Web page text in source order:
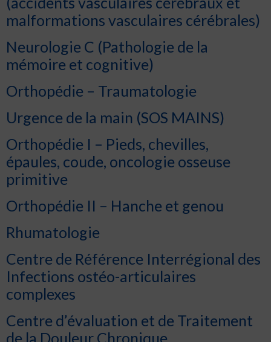
malformations vasculaires cérébrales)
Neurologie C (Pathologie de la
mémoire et cognitive)
Orthopédie – Traumatologie
Urgence de la main (SOS MAINS)
Orthopédie I – Pieds, chevilles,
épaules, coude, oncologie osseuse
primitive
Orthopédie II – Hanche et genou
Rhumatologie
Centre de Référence Interrégional des
Infections ostéo-articulaires
complexes
Centre d’évaluation et de Traitement
de la Douleur Chronique